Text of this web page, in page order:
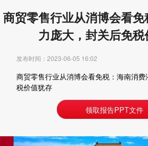
商贸零售行业从消博会看
力庞大，封关后免
发布时间：2023-06-05 16:02
商贸零售行业从消博会看免税：海南消
税价值犹存
领取报告PPT文件